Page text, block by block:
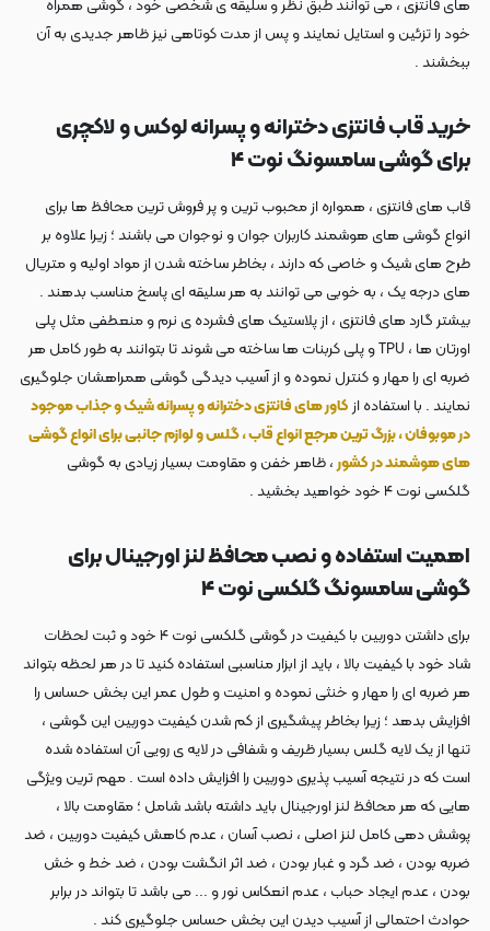
های فانتزی ، می توانند طبق نظر و سلیقه ی شخصی خود ، گوشی همراه
خود را تزئین و استایل نمایند و پس از مدت کوتاهی نیز ظاهر جدیدی به آن
ببخشند .
خرید قاب فانتزی دخترانه و پسرانه لوکس و لاکچری
برای گوشی سامسونگ نوت ۴
قاب های فانتزی ، همواره از محبوب ترین و پر فروش ترین محافظ ها برای
انواع گوشی های هوشمند کاربران جوان و نوجوان می باشند ؛ زیرا علاوه بر
طرح های شیک و خاصی که دارند ، بخاطر ساخته شدن از مواد اولیه و متریال
های درجه یک ، به خوبی می توانند به هر سلیقه ای پاسخ مناسب بدهند .
بیشتر گارد های فانتزی ، از پلاستیک های فشرده ی نرم و منعطفی مثل پلی
اورتان ها ، TPU و پلی کربنات ها ساخته می شوند تا بتوانند به طور کامل هر
ضربه ای را مهار و کنترل نموده و از آسیب دیدگی گوشی همراهشان جلوگیری
نمایند . با استفاده از کاور های فانتزی دخترانه و پسرانه شیک و جذاب موجود
در موبوفان ، بزرگ ترین مرجع انواع قاب ، گلس و لوازم جانبی برای انواع گوشی
های هوشمند در کشور، ظاهر خفن و مقاومت بسیار زیادی به گوشی
گلکسی نوت ۴ خود خواهید بخشید .
اهمیت استفاده و نصب محافظ لنز اورجینال برای
گوشی سامسونگ گلکسی نوت ۴
برای داشتن دوربین با کیفیت در گوشی گلکسی نوت ۴ خود و ثبت لحظات
شاد خود با کیفیت بالا ، باید از ابزار مناسبی استفاده کنید تا در هر لحظه بتواند
هر ضربه ای را مهار و خنثی نموده و امنیت و طول عمر این بخش حساس را
افزایش بدهد ؛ زیرا بخاطر پیشگیری از کم شدن کیفیت دوربین این گوشی ،
تنها از یک لایه گلس بسیار ظریف و شفافی در لایه ی رویی آن استفاده شده
است که در نتیجه آسیب پذیری دوربین را افزایش داده است . مهم ترین ویژگی
هایی که هر محافظ لنز اورجینال باید داشته باشد شامل ؛ مقاومت بالا ،
پوشش دهی کامل لنز اصلی ، نصب آسان ، عدم کاهش کیفیت دوربین ، ضد
ضربه بودن ، ضد گرد و غبار بودن ، ضد اثر انگشت بودن ، ضد خط و خش
بودن ، عدم ایجاد حباب ، عدم انعکاس نور و ... می باشد تا بتواند در برابر
حوادث احتمالی از آسیب دیدن این بخش حساس جلوگیری کند .